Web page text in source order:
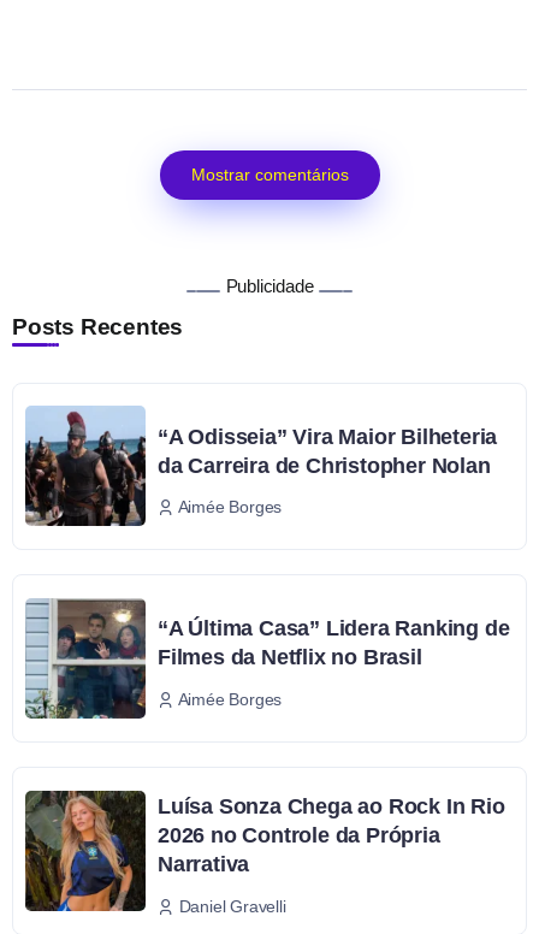
Mostrar comentários
Publicidade
Posts Recentes
“A Odisseia” Vira Maior Bilheteria
da Carreira de Christopher Nolan
Aimée Borges
“A Última Casa” Lidera Ranking de
Filmes da Netflix no Brasil
Aimée Borges
Luísa Sonza Chega ao Rock In Rio
2026 no Controle da Própria
Narrativa
Daniel Gravelli